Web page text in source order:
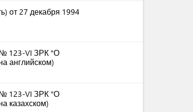
от 27 декабря 1994
№ 123-VI ЗРК "О
английском)
№ 123-VI ЗРК "О
казахском)